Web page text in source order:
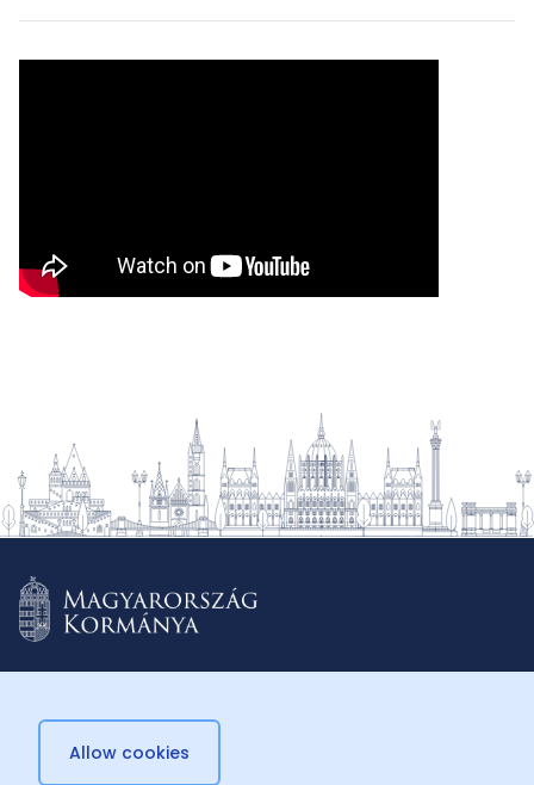
© 2026 Külügyminisztérium
Allow cookies